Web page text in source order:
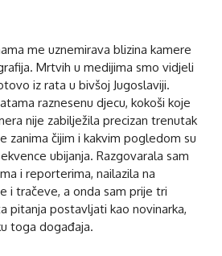
me uznemirava blizina kamere
Mrtvih u medijima smo vidjeli
iz rata u bivšoj Jugoslaviji.
raznesenu djecu, kokoši koje
nije zabilježila precizan trenutak
zanima čijim i kakvim pogledom su
ubijanja. Razgovarala sam
i reporterima, nailazila na
i tračeve, a onda sam prije tri
pitanja postavljati kao novinarka,
toga događaja.